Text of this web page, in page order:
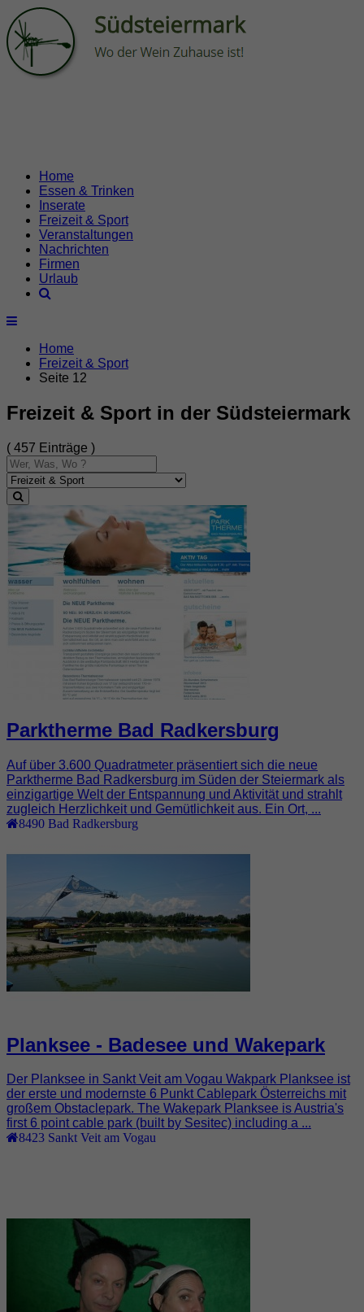
Home
Essen & Trinken
Inserate
Freizeit & Sport
Veranstaltungen
Nachrichten
Firmen
Urlaub
Home
Freizeit & Sport
Seite 12
Freizeit & Sport in der Südsteiermark
( 457 Einträge )
Parktherme Bad Radkersburg
Auf über 3.600 Quadratmeter präsentiert sich die neue
Parktherme Bad Radkersburg im Süden der Steiermark als
einzigartige Welt der Entspannung und Aktivität und strahlt
zugleich Herzlichkeit und Gemütlichkeit aus. Ein Ort, ...
8490 Bad Radkersburg
Planksee - Badesee und Wakepark
Der Planksee in Sankt Veit am Vogau Wakpark Planksee ist
der erste und modernste 6 Punkt Cablepark Österreichs mit
großem Obstaclepark. The Wakepark Planksee is Austria's
first 6 point cable park (built by Sesitec) including a ...
8423 Sankt Veit am Vogau